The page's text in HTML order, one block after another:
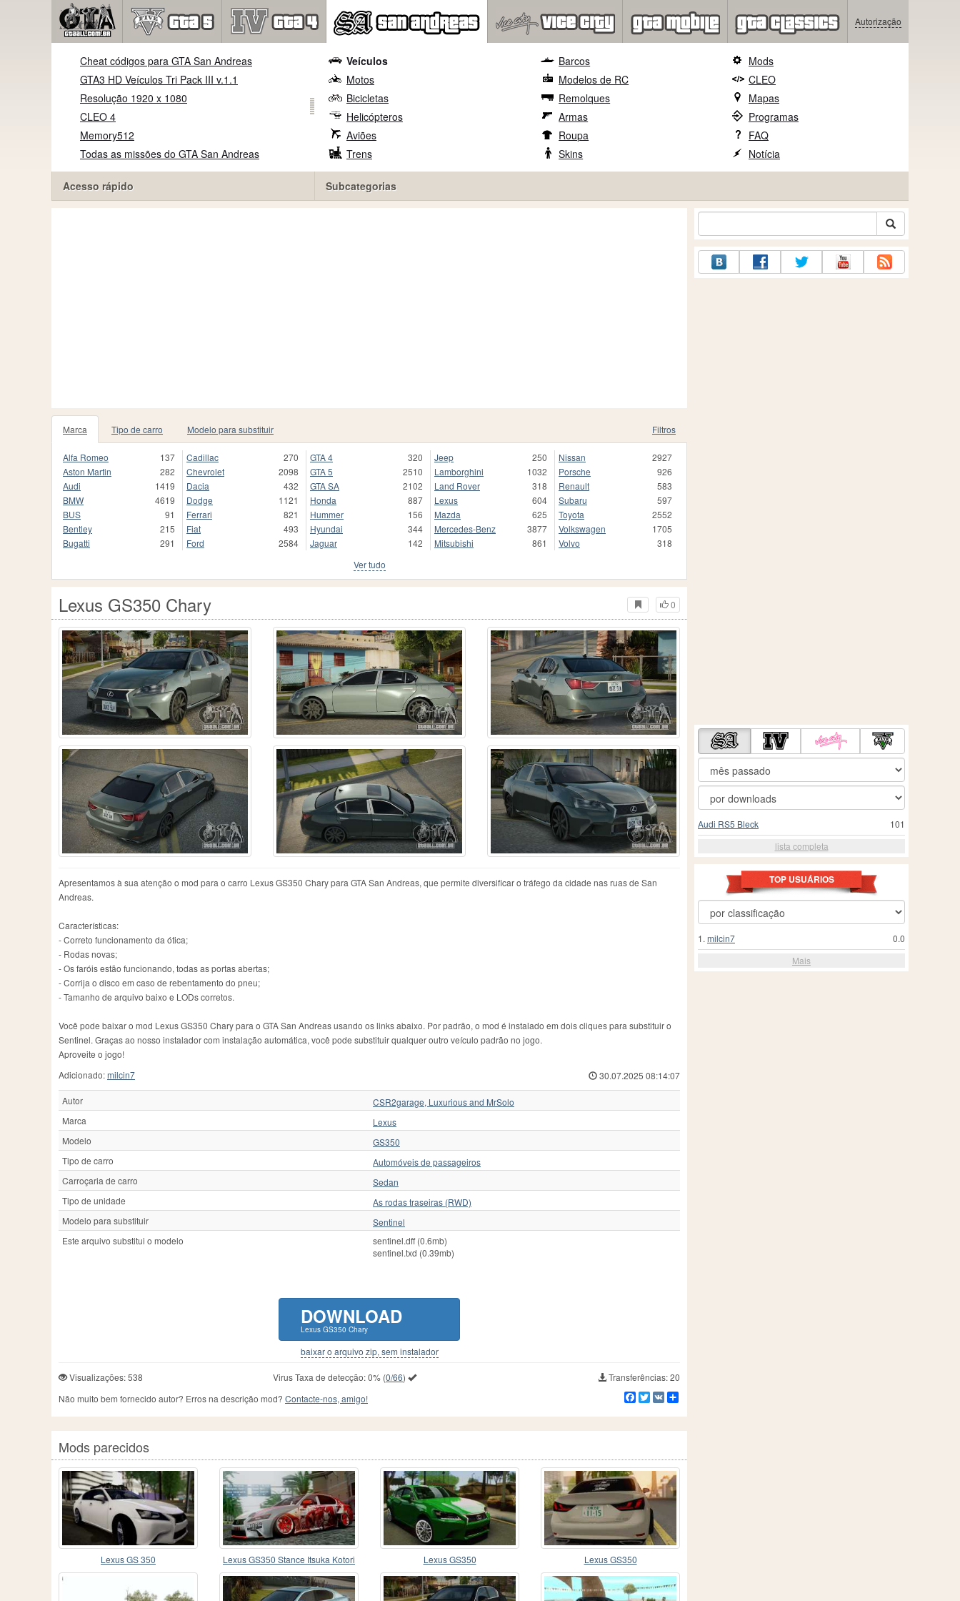
Autorização
Cheat códigos para GTA San Andreas
GTA3 HD Veículos Tri Pack III v.1.1
Resolução 1920 x 1080
CLEO 4
Memory512
Todas as missões do GTA San Andreas
Acesso rápido
Veículos
Motos
Bicicletas
Helicópteros
Aviões
Trens
Barcos
Modelos de RC
Remolques
Armas
Roupa
Skins
Mods
CLEO
Mapas
Programas
FAQ
Notícia
Subcategorias
Marca Tipo de carro Modelo para substituir Filtros
Alfa Romeo
137
Aston Martin
282
Audi
1419
BMW
4619
BUS
91
Bentley
215
Bugatti
291
Cadillac
270
Chevrolet
2098
Dacia
432
Dodge
1121
Ferrari
821
Fiat
493
Ford
2584
GTA 4
320
GTA 5
2510
GTA SA
2102
Honda
887
Hummer
156
Hyundai
344
Jaguar
142
Jeep
250
Lamborghini
1032
Land Rover
318
Lexus
604
Mazda
625
Mercedes-Benz
3877
Mitsubishi
861
Nissan
2927
Porsche
926
Renault
583
Subaru
597
Toyota
2552
Volkswagen
1705
Volvo
318
Ver tudo
0
Lexus GS350 Chary
Apresentamos à sua atenção o mod para o carro Lexus GS350 Chary para GTA San Andreas, que permite diversificar o tráfego da cidade nas ruas de San
Andreas.
Características:
- Correto funcionamento da ótica;
- Rodas novas;
- Os faróis estão funcionando, todas as portas abertas;
- Corrija o disco em caso de rebentamento do pneu;
- Tamanho de arquivo baixo e LODs corretos.
Você pode baixar o mod Lexus GS350 Chary para o GTA San Andreas usando os links abaixo. Por padrão, o mod é instalado em dois cliques para substituir o
Sentinel. Graças ao nosso instalador com instalação automática, você pode substituir qualquer outro veículo padrão no jogo.
Aproveite o jogo!
Adicionado:milcin7 30.07.2025 08:14:07
Autor
CSR2garage, Luxurious and MrSolo
Marca
Lexus
Modelo
GS350
Tipo de carro
Automóveis de passageiros
Carroçaria de carro
Sedan
Tipo de unidade
As rodas traseiras (RWD)
Modelo para substituir
Sentinel
Este arquivo substitui o modelo
sentinel.dff (0.6mb)
sentinel.txd (0.39mb)
DOWNLOAD
Lexus GS350 Chary
baixar o arquivo zip, sem instalador
Visualizações: 538 Virus Taxa de detecção:0%(0/66)
Transferências: 20
Não muito bem fornecido autor? Erros na descrição mod? Contacte-nos, amigo! Facebook
Twitter
VK
Mods parecidos
Lexus GS 350 Lexus GS350 Stance Itsuka Kotori Lexus GS350 Lexus GS350
101
Audi RS5 Bleck
lista completa
TOP USUÁRIOS
0.0
1. milcin7
Mais